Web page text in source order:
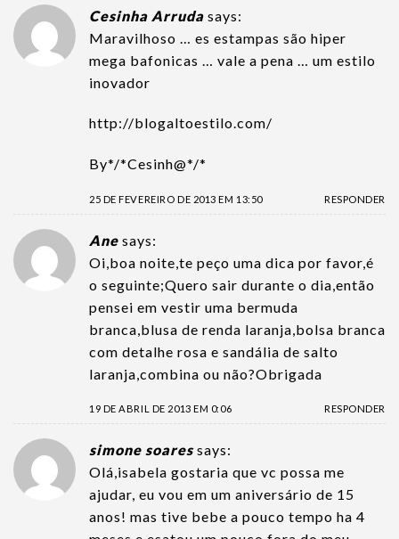
Cesinha Arruda says:
Maravilhoso … es estampas são hiper
mega bafonicas … vale a pena … um estilo
inovador
http://blogaltoestilo.com/
By*/*Cesinh@*/*
25 DE FEVEREIRO DE 2013 EM 13:50 RESPONDER
Ane says:
Oi,boa noite,te peço uma dica por favor,é
o seguinte;Quero sair durante o dia,então
pensei em vestir uma bermuda
branca,blusa de renda laranja,bolsa branca
com detalhe rosa e sandália de salto
laranja,combina ou não?Obrigada
19 DE ABRIL DE 2013 EM 0:06 RESPONDER
simone soares says:
Olá,isabela gostaria que vc possa me
ajudar, eu vou em um aniversário de 15
anos! mas tive bebe a pouco tempo ha 4